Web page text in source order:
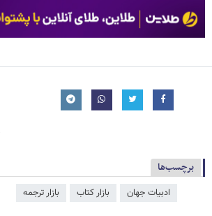
برچسب‌ها
ادبیات جهان بازار کتاب بازار ترجمه